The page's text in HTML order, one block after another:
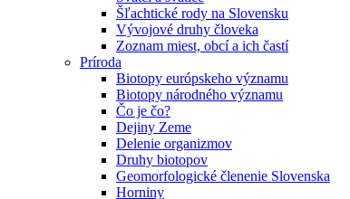
Šľachtické rody na Slovensku
Vývojové druhy človeka
Zoznam miest, obcí a ich častí
Príroda
Biotopy európskeho významu
Biotopy národného významu
Čo je čo?
Dejiny Zeme
Delenie organizmov
Druhy biotopov
Geomorfologické členenie Slovenska
Horniny